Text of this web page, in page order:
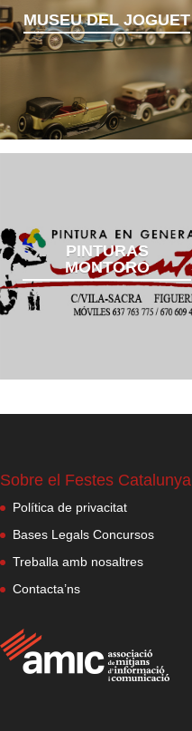
MUSEU DEL JOGUET
PINTURAS
MONTORO
Sobre el Festes Catalunya
Política de privacitat
Bases Legals Concursos
Treballa amb nosaltres
Contacta’ns